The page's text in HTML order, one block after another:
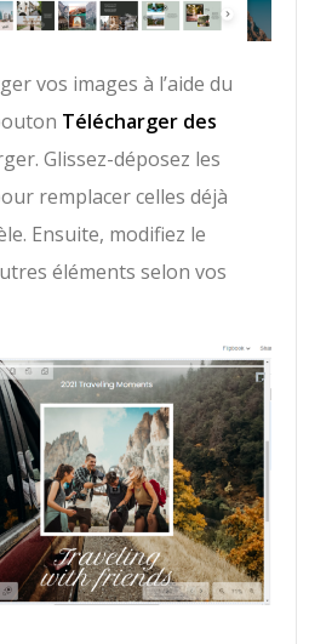
vos images à l’aide du
Télécharger des
Glissez-déposez les
remplacer celles déjà
Ensuite, modifiez le
éléments selon vos